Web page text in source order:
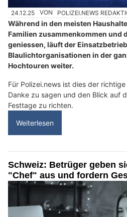
24.12.25 VON POLIZEI.NEWS
Während in den meisten
Familien zusammenkommen und
geniessen, läuft der
Blaulichtorganisationen in der
Hochtouren weiter.
Für Polizei.news ist dies der
Danke zu sagen und den Blick auf
Festtage zu richten.
Weiterlesen
Schweiz: Betrüger geben
"Chef" aus und fordern